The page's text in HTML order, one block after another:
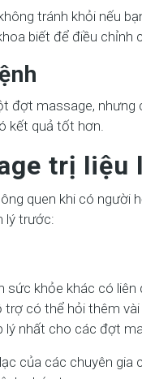
tránh khỏi nếu
biết để điều chỉnh
đợt massage, nhưng
kết quả tốt hơn.
trị liệu
quen khi có người
lý trước:
khỏe khác có
có thể hỏi thêm
lý nhất cho các đợt
của các chuyên